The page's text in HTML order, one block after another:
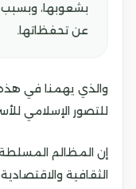
بشعوبها، وبسبب
عن تحفظاتها.
والذي يهمنا في
للتصور الإسلامي
إن المظالم المسلطة
الثقافية